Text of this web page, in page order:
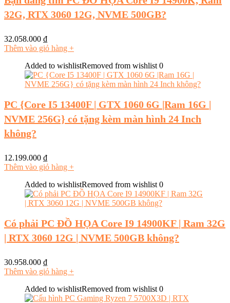
32G, RTX 3060 12G, NVME 500GB?
32.058.000 ₫
Thêm vào giỏ hàng +
Added to wishlistRemoved from wishlist 0
PC {Core I5 13400F | GTX 1060 6G |Ram 16G |
NVME 256G} có tặng kèm màn hình 24 Inch
không?
12.199.000 ₫
Thêm vào giỏ hàng +
Added to wishlistRemoved from wishlist 0
Có phải PC ĐỒ HỌA Core I9 14900KF | Ram 32G
| RTX 3060 12G | NVME 500GB không?
30.958.000 ₫
Thêm vào giỏ hàng +
Added to wishlistRemoved from wishlist 0